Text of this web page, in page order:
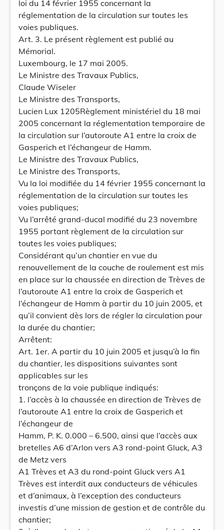
loi du 14 février 1955 concernant la
réglementation de la circulation sur toutes les
voies publiques.
Art. 3. Le présent règlement est publié au
Mémorial.
Luxembourg, le 17 mai 2005.
Le Ministre des Travaux Publics,
Claude Wiseler
Le Ministre des Transports,
Lucien Lux 1205Règlement ministériel du 18 mai
2005 concernant la réglementation temporaire de
la circulation sur l’autoroute A1 entre la croix de
Gasperich et l’échangeur de Hamm.
Le Ministre des Travaux Publics,
Le Ministre des Transports,
Vu la loi modifiée du 14 février 1955 concernant la
réglementation de la circulation sur toutes les
voies publiques;
Vu l’arrêté grand-ducal modifié du 23 novembre
1955 portant règlement de la circulation sur
toutes les voies publiques;
Considérant qu’un chantier en vue du
renouvellement de la couche de roulement est mis
en place sur la chaussée en direction de Trèves de
l’autoroute A1 entre la croix de Gasperich et
l’échangeur de Hamm à partir du 10 juin 2005, et
qu’il convient dès lors de régler la circulation pour
la durée du chantier;
Arrêtent:
Art. 1er. A partir du 10 juin 2005 et jusqu’à la fin
du chantier, les dispositions suivantes sont
applicables sur les
tronçons de la voie publique indiqués:
1. l’accès à la chaussée en direction de Trèves de
l’autoroute A1 entre la croix de Gasperich et
l’échangeur de
Hamm, P. K. 0.000 – 6.500, ainsi que l’accès aux
bretelles A6 d’Arlon vers A3 rond-point Gluck, A3
de Metz vers
A1 Trèves et A3 du rond-point Gluck vers A1
Trèves est interdit aux conducteurs de véhicules
et d’animaux, à l’exception des conducteurs
investis d’une mission de gestion et de contrôle du
chantier;